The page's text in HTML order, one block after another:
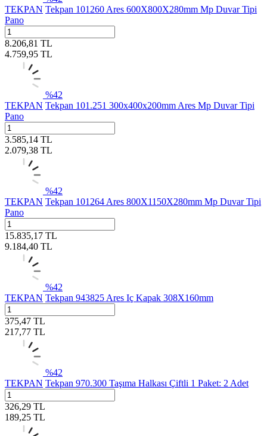
TEKPAN Tekpan 101260 Ares 600X800X280mm Mp Duvar Tipi
Pano
8.206,81 TL
4.759,95 TL
%42
TEKPAN Tekpan 101.251 300x400x200mm Ares Mp Duvar Tipi
Pano
3.585,14 TL
2.079,38 TL
%42
TEKPAN Tekpan 101264 Ares 800X1150X280mm Mp Duvar Tipi
Pano
15.835,17 TL
9.184,40 TL
%42
TEKPAN Tekpan 943825 Ares Iç Kapak 308X160mm
375,47 TL
217,77 TL
%42
TEKPAN Tekpan 970.300 Taşıma Halkası Çiftli 1 Paket: 2 Adet
326,29 TL
189,25 TL